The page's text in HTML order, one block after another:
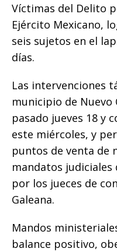
Víctimas del Delito
Ejército Mexicano,
seis sujetos en el
días.
Las intervenciones
municipio de Nuevo
pasado jueves 18 y
este miércoles, y
puntos de venta de
mandatos
por los jueces de
Galeana.
​Mandos
balance positivo,